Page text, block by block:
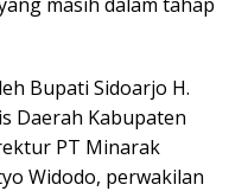
Bupati Sidoarjo H.
Daerah Kabupaten
PT Minarak
Widodo, perwakilan